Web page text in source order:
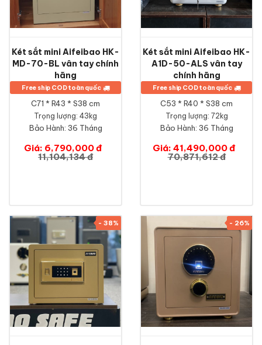
Két sắt mini Aifeibao HK-
MD-70-BL vân tay chính
hãng
Free ship COD toàn quốc
C71 * R43 * S38 cm
Trọng lượng: 43kg
Bảo Hành: 36 Tháng
Giá: 6,790,000 đ
11,104,134 đ
Két sắt mini Aifeibao HK-
A1D-50-ALS vân tay
chính hãng
Free ship COD toàn quốc
C53 * R40 * S38 cm
Trọng lượng: 72kg
Bảo Hành: 36 Tháng
Giá: 41,490,000 đ
70,871,612 đ
- 38% - 26%